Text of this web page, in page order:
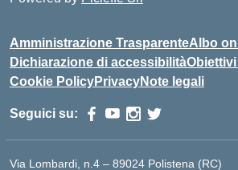
Amministrazione TrasparenteAlbo
Dichiarazione di accessibilità
Cookie PolicyPrivacyNote legali
Seguici su:
Via Lombardi, n.4 – 89024 Polistena (RC)